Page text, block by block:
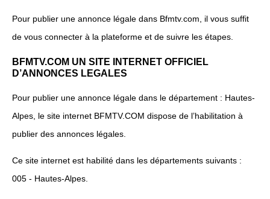
Pour publier une annonce légale dans Bfmtv.com, il vous suffit
de vous connecter à la plateforme et de suivre les étapes.
BFMTV.COM UN SITE INTERNET OFFICIEL
D’ANNONCES LEGALES
Pour publier une annonce légale dans le département : Hautes-
Alpes, le site internet BFMTV.COM dispose de l’habilitation à
publier des annonces légales.
Ce site internet est habilité dans les départements suivants :
005 - Hautes-Alpes.